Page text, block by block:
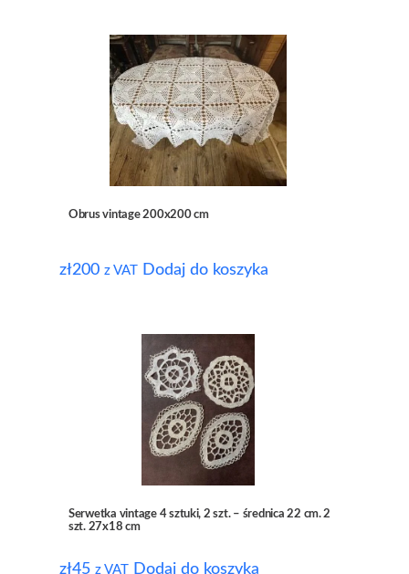
Obrus vintage 200x200 cm
zł200 z VAT Dodaj do koszyka
Serwetka vintage 4 sztuki, 2 szt. – średnica 22 cm. 2
szt. 27x18 cm
zł45 z VAT Dodaj do koszyka